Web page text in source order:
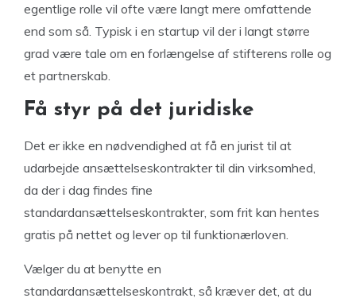
egentlige rolle vil ofte være langt mere omfattende
end som så. Typisk i en startup vil der i langt større
grad være tale om en forlængelse af stifterens rolle og
et partnerskab.
Få styr på det juridiske
Det er ikke en nødvendighed at få en jurist til at
udarbejde ansættelseskontrakter til din virksomhed,
da der i dag findes fine
standardansættelseskontrakter, som frit kan hentes
gratis på nettet og lever op til funktionærloven.
Vælger du at benytte en
standardansættelseskontrakt, så kræver det, at du